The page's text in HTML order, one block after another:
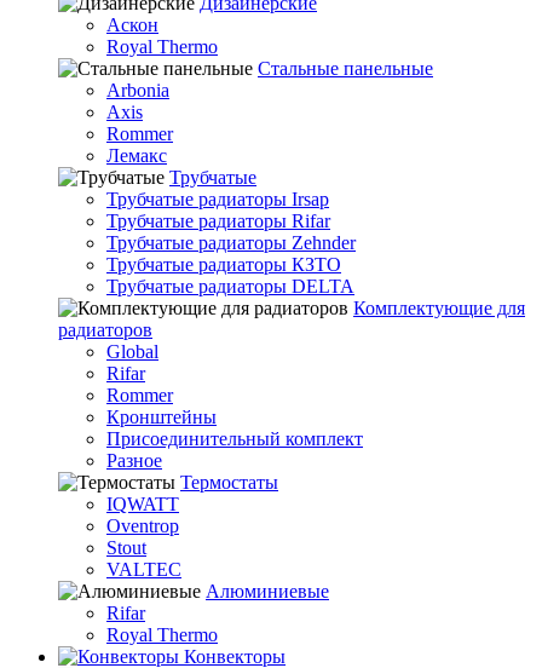
Аскон
Royal Thermo
Стальные панельные
Arbonia
Axis
Rommer
Лемакс
Трубчатые
Трубчатые радиаторы Irsap
Трубчатые радиаторы Rifar
Трубчатые радиаторы Zehnder
Трубчатые радиаторы КЗТО
Трубчатые радиаторы DELTA
Комплектующие для
радиаторов
Global
Rifar
Rommer
Кронштейны
Присоединительный комплект
Разное
Термостаты
IQWATT
Oventrop
Stout
VALTEC
Алюминиевые
Rifar
Royal Thermo
Конвекторы